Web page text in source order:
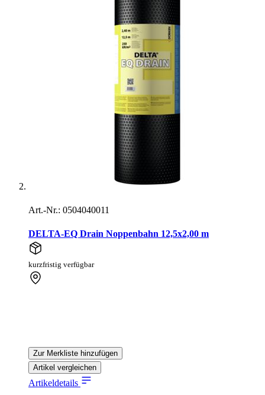
Art.-Nr.: 0504040011
DELTA-EQ Drain Noppenbahn 12,5x2,00 m
kurzfristig verfügbar
Zur Merkliste hinzufügen
Artikel vergleichen
Artikeldetails